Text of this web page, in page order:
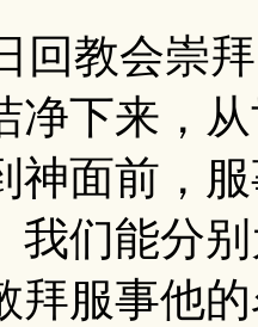
教会崇拜
净下来，
神面前，
我们能分
拜服事他